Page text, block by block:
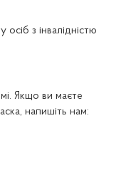
з інвалідністю
Якщо ви маєте
напишіть нам: